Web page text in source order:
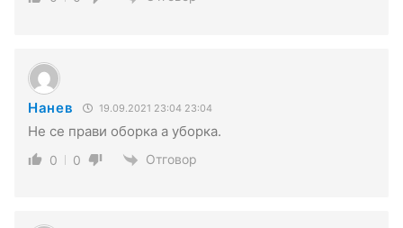
Нанев 19.09.2021 23:04 23:04
Не се прави оборка а уборка.
0 0 Отговор